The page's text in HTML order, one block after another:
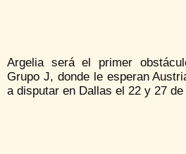
Argelia será el primer
Grupo J, donde le esperan
a disputar en Dallas el 22 y 27 de